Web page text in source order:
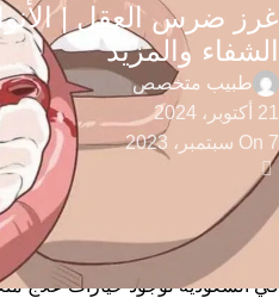
غرز ضرس العقل |
الشفاء والمزيد
طبيب متخصص
21 أكتوبر، 2024
On 7 سبتمبر، 2023
يقوم غرز ضرس العقل على خلع
المقطوعة في مكانها لتثبيتها
صحيح وحماية المنطقة من العدوى
في السعودية لوجود خيارات علاج